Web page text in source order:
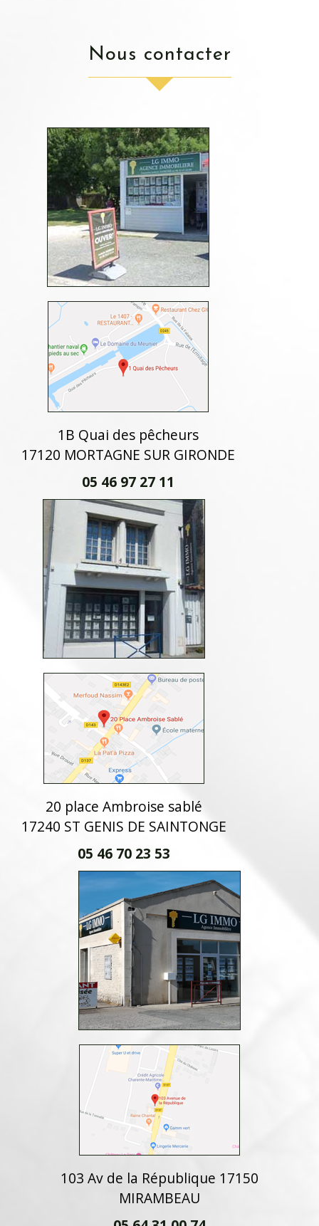
nous contacter
1B Quai des pêcheurs
17120 MORTAGNE SUR GIRONDE
05 46 97 27 11
20 place Ambroise sablé
17240 ST GENIS DE SAINTONGE
05 46 70 23 53
103 Av de la République 17150
MIRAMBEAU